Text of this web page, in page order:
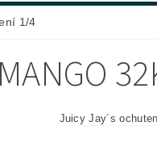
1/4
Juicy